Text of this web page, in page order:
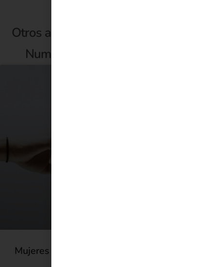
Otros artículos de Lorena González -
Numero de colegiada M-24158
Mujeres y terapeutas | ¿Quién es Serena?